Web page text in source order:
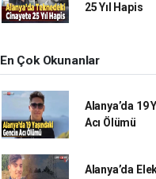
25 Yıl Hapis
En Çok Okunanlar
Alanya’da 19
Acı Ölümü
Alanya’da